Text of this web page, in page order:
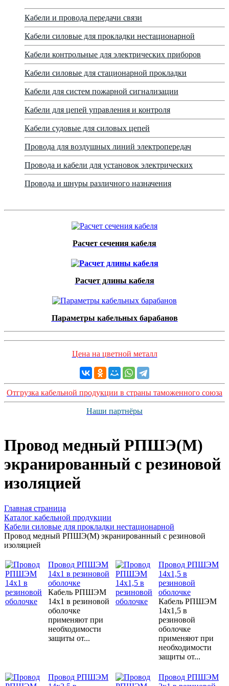
Кабели и провода передачи связи
Кабели силовые для прокладки нестационарной
Кабели контрольные для электрических приборов
Кабели силовые для стационарной прокладки
Кабели для систем пожарной сигнализации
Кабели для цепей управления и контроля
Кабели судовые для силовых цепей
Провода для воздушных линий электропередач
Провода и кабели для установок электрических
Провода и шнуры различного назначения
Расчет сечения кабеля
Расчет длины кабеля
Параметры кабельных барабанов
Цена на цветной металл
Отгрузка кабельной продукции в страны таможенного союза
Наши партнёры
Провод медный РПШЭ(М)
экранированный с резиновой
изоляцией
Главная страница
Каталог кабельной продукции
Кабели силовые для прокладки нестационарной
Провод медный РПШЭ(М) экранированный с резиновой
изоляцией
Провод РПШЭМ
14х1 в резиновой
оболочке
Кабель РПШЭМ
14х1 в резиновой
оболочке
применяют при
необходимости
защиты от...
Провод РПШЭМ
14х1,5 в
резиновой
оболочке
Кабель РПШЭМ
14х1,5 в
резиновой
оболочке
применяют при
необходимости
защиты от...
Провод РПШЭМ
Провод РПШЭМ